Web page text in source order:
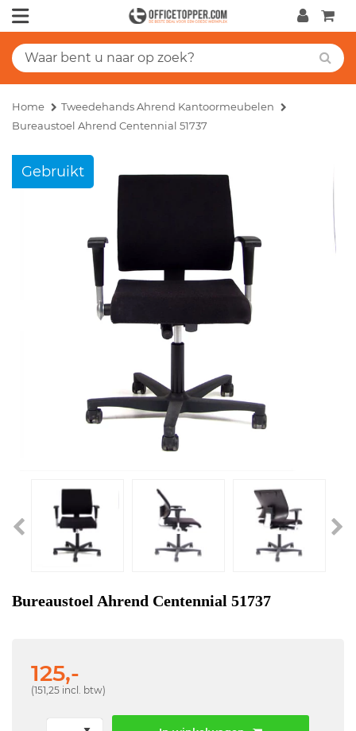
Home
Tweedehands Ahrend Kantoormeubelen
Bureaustoel Ahrend Centennial 51737
Gebruikt
Bureaustoel Ahrend Centennial 51737
125,-
(151,25 incl. btw)